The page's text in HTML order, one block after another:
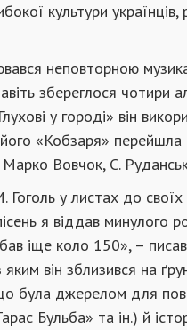
культури
неповторною
збереглося чотири
у городі» він
«Кобзаря» перейшла в
Вовчок, С.
у листах до
я віддав минулого
іще коло 150», –
він зблизився на
була джерелом для
Бульба» та ін.) й